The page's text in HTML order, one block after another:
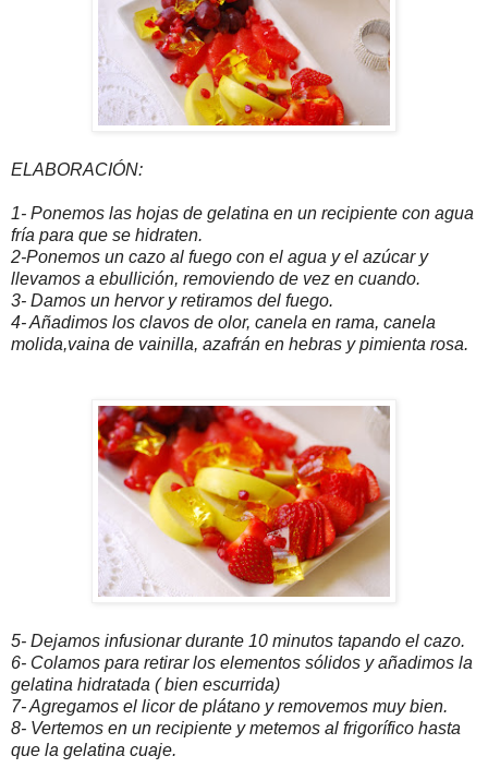
ELABORACIÓN:
1- Ponemos las hojas de gelatina en un recipiente con agua
fría para que se hidraten.
2-Ponemos un cazo al fuego con el agua y el azúcar y
llevamos a ebullición, removiendo de vez en cuando.
3- Damos un hervor y retiramos del fuego.
4- Añadimos los clavos de olor, canela en rama, canela
molida,vaina de vainilla, azafrán en hebras y pimienta rosa.
5- Dejamos infusionar durante 10 minutos tapando el cazo.
6- Colamos para retirar los elementos sólidos y añadimos la
gelatina hidratada ( bien escurrida)
7- Agregamos el licor de plátano y removemos muy bien.
8- Vertemos en un recipiente y metemos al frigorífico hasta
que la gelatina cuaje.